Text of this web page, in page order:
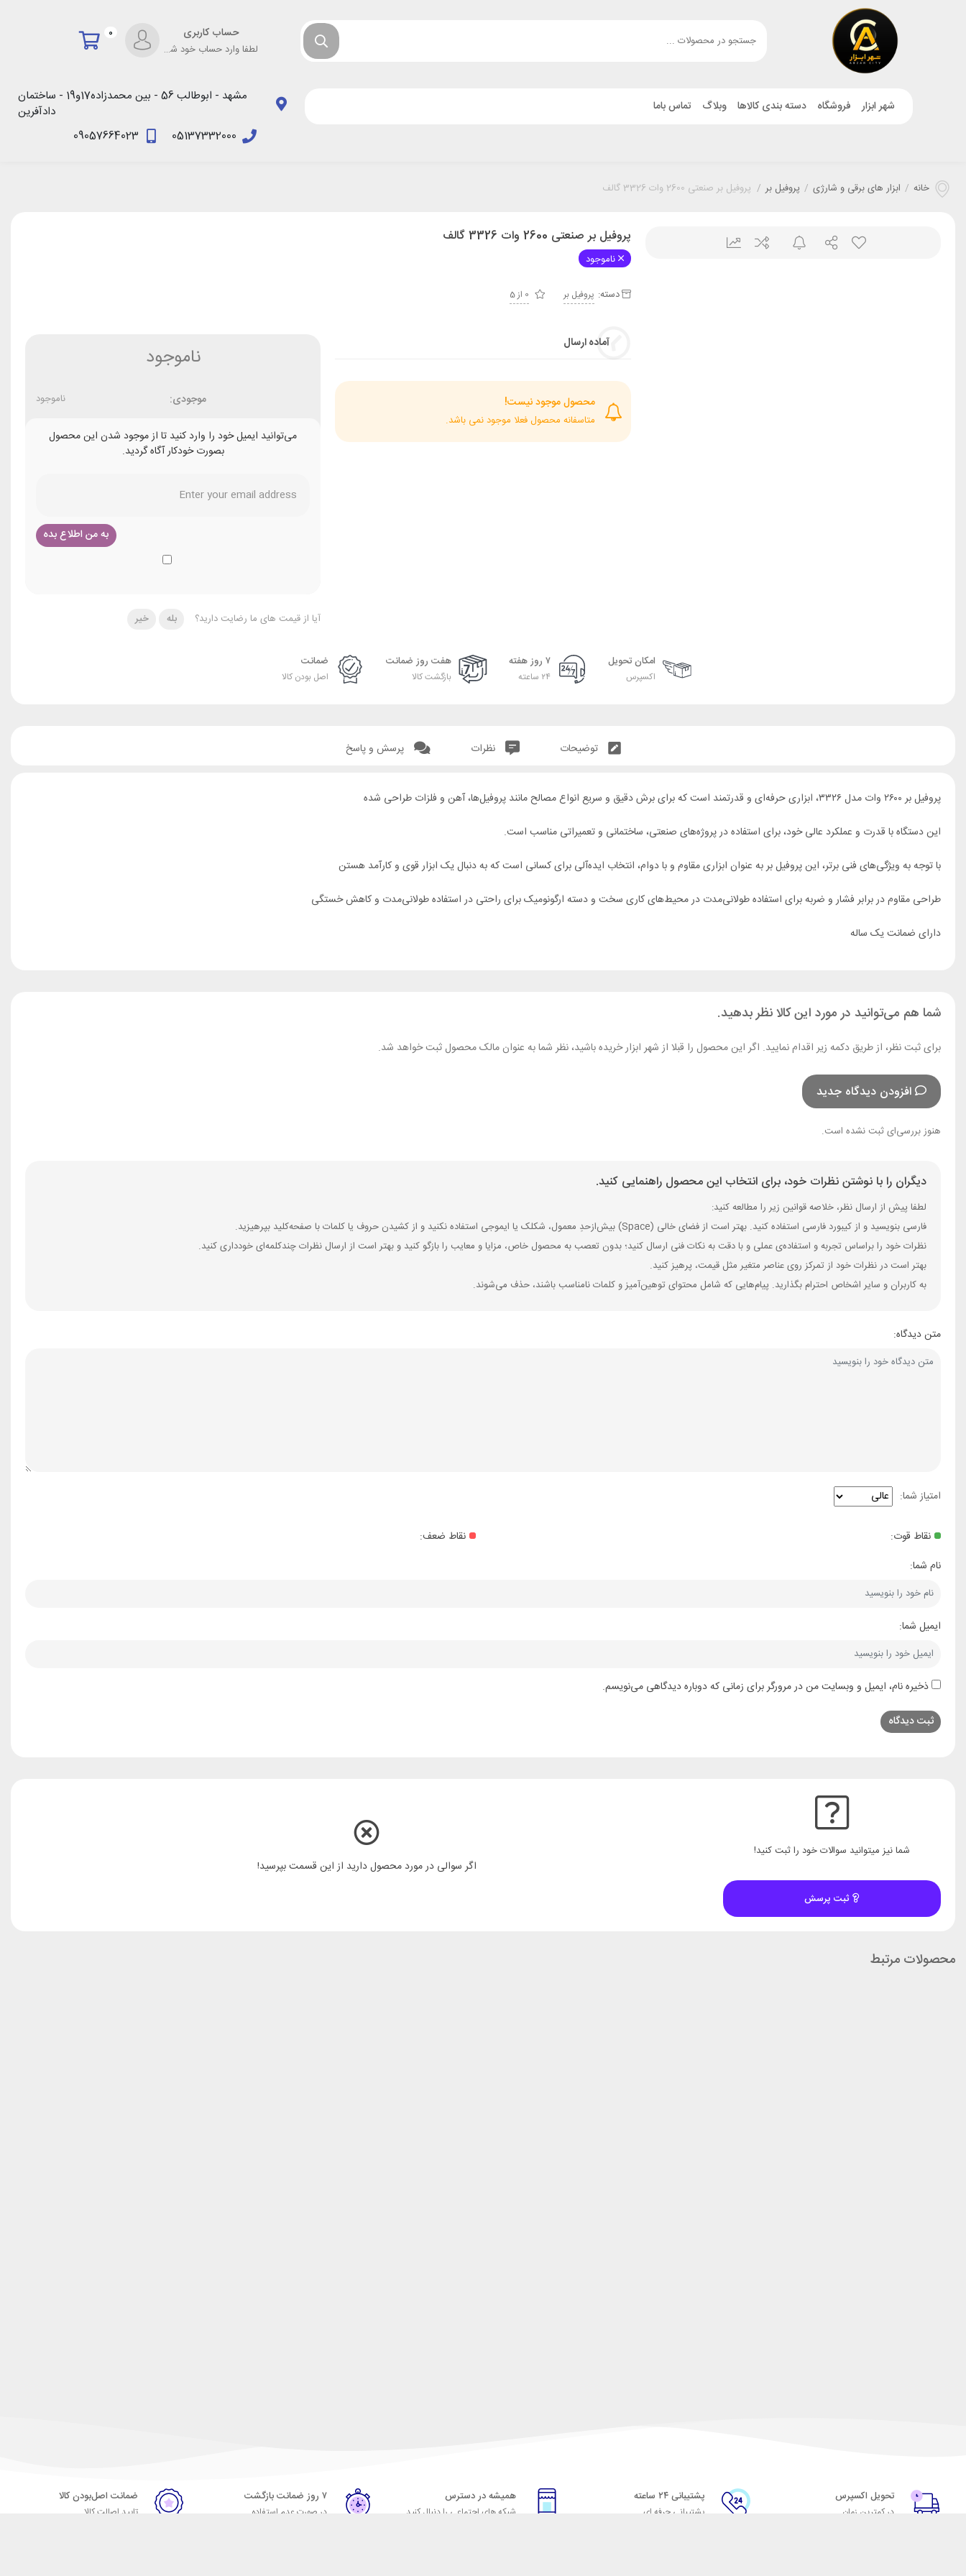
حساب کاربری
لطفا وارد حساب خود شوید!
0
شهر ابزار فروشگاه دسته بندی کالاها وبلاگ تماس باما
مشهد - ابوطالب 56 - بین محمدزاده17و19 - ساختمان
دادآفرین
05137332000
09057664023
خانه / ابزار های برقی و شارژی / پروفیل بر / پروفیل بر صنعتی 2600 وات 3326 گالف
پروفیل بر صنعتی 2600 وات 3326 گالف
ناموجود
دسته: پروفیل بر 0 از 5
آماده ارسال
محصول موجود نیست!
متاسفانه محصول فعلا موجود نمی باشد.
ناموجود
موجودی: ناموجود
می‌توانید ایمیل خود را وارد کنید تا از موجود شدن این محصول
بصورت خودکار آگاه گردید.
آیا از قیمت های ما رضایت دارید؟ بله خیر
امکان تحویل
اکسپرس
۷ روز هفته
۲۴ ساعته
هفت روز ضمانت
بازگشت کالا
ضمانت
اصل بودن کالا
توضیحات نظرات پرسش و پاسخ
پروفیل بر ۲۶۰۰ وات مدل ۳۳۲۶، ابزاری حرفه‌ای و قدرتمند است که برای برش دقیق و سریع انواع مصالح مانند پروفیل‌ها، آهن و فلزات طراحی شده
این دستگاه با قدرت و عملکرد عالی خود، برای استفاده در پروژه‌های صنعتی، ساختمانی و تعمیراتی مناسب است.
با توجه به ویژگی‌های فنی برتر، این پروفیل بر به عنوان ابزاری مقاوم و با دوام، انتخاب ایده‌آلی برای کسانی است که به دنبال یک ابزار قوی و کارآمد هستن
طراحی مقاوم در برابر فشار و ضربه برای استفاده طولانی‌مدت در محیط‌های کاری سخت و دسته ارگونومیک برای راحتی در استفاده طولانی‌مدت و کاهش خستگی
دارای ضمانت یک ساله
شما هم می‌توانید در مورد این کالا نظر بدهید.
برای ثبت نظر، از طریق دکمه زیر اقدام نمایید. اگر این محصول را قبلا از شهر ابزار خریده باشید، نظر شما به عنوان مالک محصول ثبت خواهد شد.
افزودن دیدگاه جدید
هنوز بررسی‌ای ثبت نشده است.
دیگران را با نوشتن نظرات خود، برای انتخاب این محصول راهنمایی کنید.
لطفا پیش از ارسال نظر، خلاصه قوانین زیر را مطالعه کنید:
فارسی بنویسید و از کیبورد فارسی استفاده کنید. بهتر است از فضای خالی (Space) بیش‌از‌حدِ معمول، شکلک یا ایموجی استفاده نکنید و از کشیدن حروف یا کلمات با صفحه‌کلید بپرهیزید.
نظرات خود را براساس تجربه و استفاده‌ی عملی و با دقت به نکات فنی ارسال کنید؛ بدون تعصب به محصول خاص، مزایا و معایب را بازگو کنید و بهتر است از ارسال نظرات چندکلمه‌‌ای خودداری کنید.
بهتر است در نظرات خود از تمرکز روی عناصر متغیر مثل قیمت، پرهیز کنید.
به کاربران و سایر اشخاص احترام بگذارید. پیام‌هایی که شامل محتوای توهین‌آمیز و کلمات نامناسب باشند، حذف می‌شوند.
متن دیدگاه:
امتیاز شما:
نقاط قوت:
نقاط ضعف:
نام شما:
ایمیل شما:
ذخیره نام، ایمیل و وبسایت من در مرورگر برای زمانی که دوباره دیدگاهی می‌نویسم.
شما نیز میتوانید سوالات خود را ثبت کنید!
ثبت پرسش
اگر سوالی در مورد محصول دارید از این قسمت بپرسید!
محصولات مرتبط
تحویل اکسپرس
در کمترین زمان
پشتیبانی ۲۴ ساعته
پشتیبانی حرفه ای
همیشه در دسترس
شبکه های اجتماعی را دنبال کنید
۷ روز ضمانت بازگشت
در صورت عدم استفاده
ضمانت اصل‌بودن کالا
تایید اصالت کالا